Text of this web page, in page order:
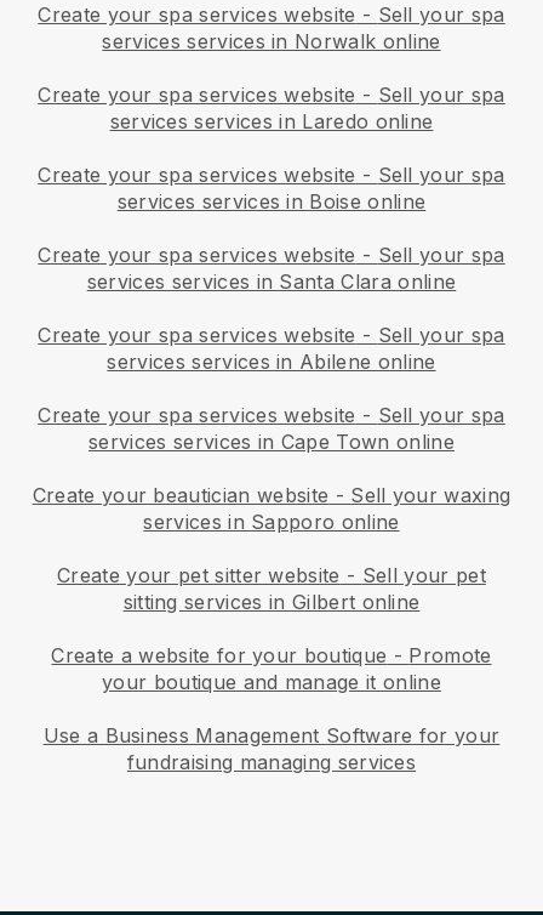
Create your spa services website - Sell your spa
services services in Norwalk online
Create your spa services website - Sell your spa
services services in Laredo online
Create your spa services website - Sell your spa
services services in Boise online
Create your spa services website - Sell your spa
services services in Santa Clara online
Create your spa services website - Sell your spa
services services in Abilene online
Create your spa services website - Sell your spa
services services in Cape Town online
Create your beautician website - Sell your waxing
services in Sapporo online
Create your pet sitter website - Sell your pet
sitting services in Gilbert online
Create a website for your boutique - Promote
your boutique and manage it online
Use a Business Management Software for your
fundraising managing services